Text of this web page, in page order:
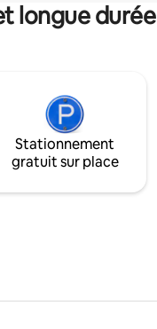
longue durée
Stationnement
gratuit sur place